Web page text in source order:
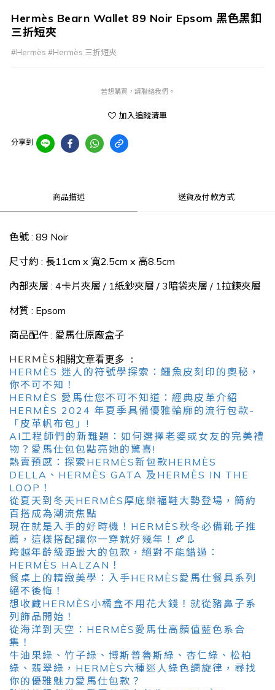
Hermès Bearn Wallet 89 Noir Epsom 黑色黑釦
三折短夾
#Hermès #Hermès 三折短夾
若想購買，請聯絡我們。
加入追蹤清單
分享到
商品描述 送貨及付款方式
色號 : 89 Noir
尺寸約 : 長11cm x 寬2.5cm x 高8.5cm
內部夾層 : 4卡片夾層 / 1紙鈔夾層 / 3暗袋夾層 / 1拉鍊夾層
材質 : Epsom
商品配件 : 愛馬仕原廠盒子
HERMÈS相關文章看更多 ：
HERMÈS 迷人的符號學探索：鱷魚皮刻印的奧秘，
你不可不知！
HERMÈS 愛馬仕您不可不知道：經典皮革介紹
HERMÈS 2024 年夏季具備優雅輪廓的流行包款-
「皮革帆布包」!
AI工程師們的新難題：如何選擇老婆或女友的完美禮
物？愛馬仕包包點亮她的驚喜!
熱賣預感：探索HERMÈS新包款HERMÈS
DELLA、HERMÈS GATA 及HERMÈS IN THE
LOOP！
從夏天到冬天HERMÈS厚底樂福鞋大勢登場，簡約
百搭成為潮流焦點
現在就是入手的好時機！HERMÈS秋冬必備靴子推
薦，這樣搭配讓你一穿就好幾年！🍂👢
跨越年齡級距最大的包款，絕對不能錯過：
HERMÈS HALZAN！
餐桌上的精緻美學：入手HERMÈS愛馬仕餐具系列
絕不後悔！
想收藏HERMÈS小橘盒不用花大錢！就從豬鼻子系
列飾品開始！
從海洋到天空：HERMÈS愛馬仕高顏值藍色系合
集！
牛油果綠、竹子綠、博斯普魯斯綠、杏仁綠、松柏
綠、翡翠綠，HERMÈS六種迷人綠色調旋律，尋找
你的優雅魅力愛馬仕包款？